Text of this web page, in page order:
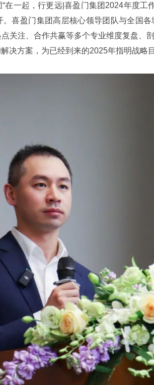
在一起，行更远|喜盈门集团2024年度工
喜盈门集团高层核心领导团队与全国
关注、合作共赢等多个专业维度复盘、
决方案，为已经到来的2025年指明战略